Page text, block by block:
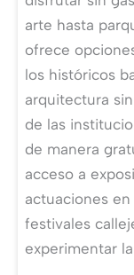
arte hasta
ofrece
los históricos
arquitectura
de las
de manera
acceso a
actuaciones
festivales
experimentar